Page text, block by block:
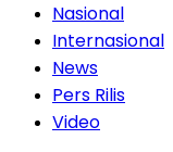
Nasional
Internasional
News
Pers Rilis
Video